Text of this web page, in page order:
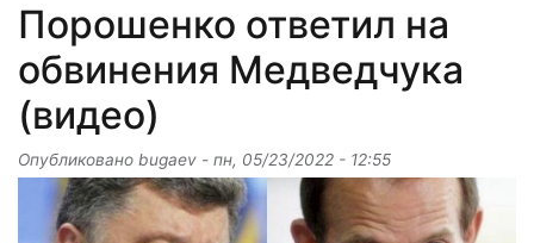
Порошенко ответил на
обвинения Медведчука
(видео)
Опубликовано bugaev - пн, 05/23/2022 - 12:55